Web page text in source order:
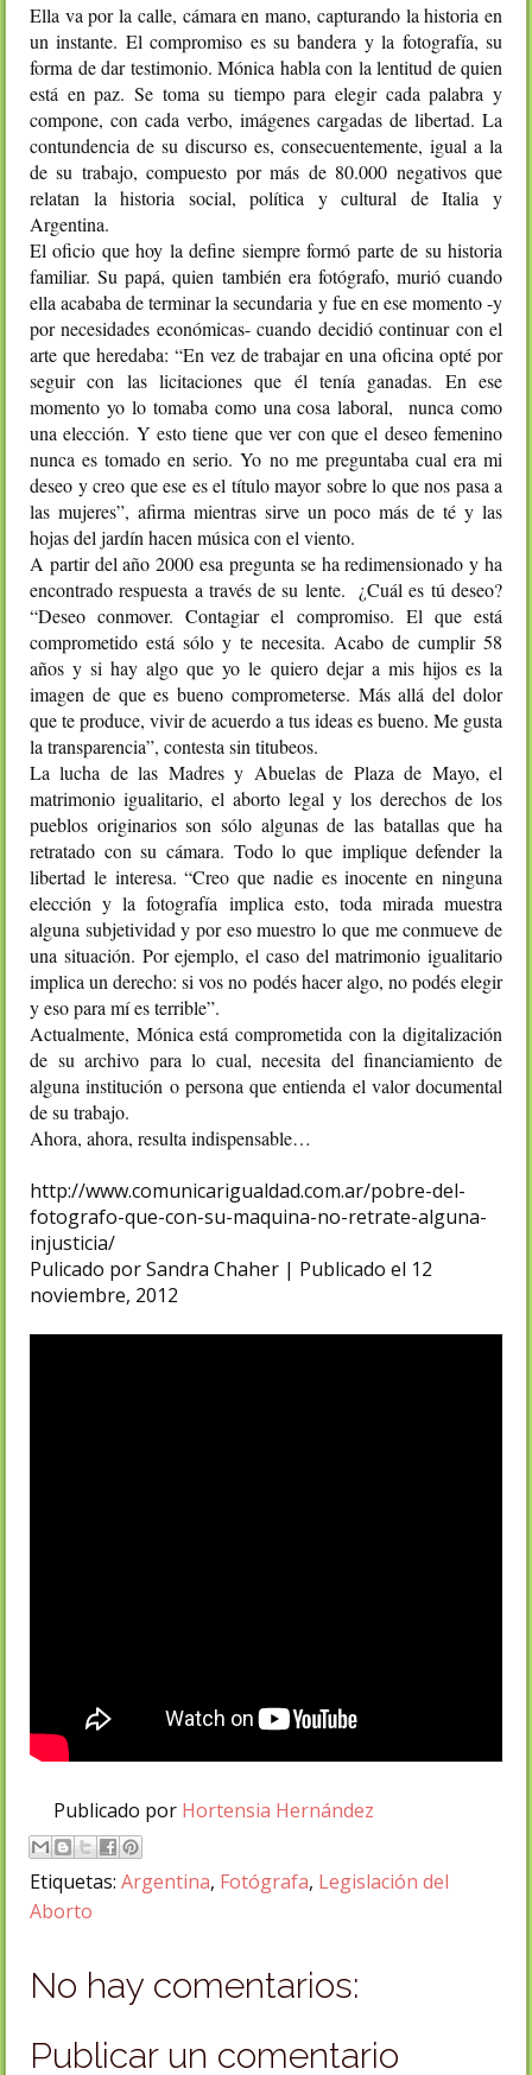
Ella va por la calle, cámara en mano, capturando la historia en
un instante. El compromiso es su bandera y la fotografía, su
forma de dar testimonio. Mónica habla con la lentitud de quien
está en paz. Se toma su tiempo para elegir cada palabra y
compone, con cada verbo, imágenes cargadas de libertad. La
contundencia de su discurso es, consecuentemente, igual a la
de su trabajo, compuesto por más de 80.000 negativos que
relatan la historia social, política y cultural de Italia y
Argentina.
El oficio que hoy la define siempre formó parte de su historia
familiar. Su papá, quien también era fotógrafo, murió cuando
ella acababa de terminar la secundaria y fue en ese momento -y
por necesidades económicas- cuando decidió continuar con el
arte que heredaba: “En vez de trabajar en una oficina opté por
seguir con las licitaciones que él tenía ganadas. En ese
momento yo lo tomaba como una cosa laboral, nunca como
una elección. Y esto tiene que ver con que el deseo femenino
nunca es tomado en serio. Yo no me preguntaba cual era mi
deseo y creo que ese es el título mayor sobre lo que nos pasa a
las mujeres”, afirma mientras sirve un poco más de té y las
hojas del jardín hacen música con el viento.
A partir del año 2000 esa pregunta se ha redimensionado y ha
encontrado respuesta a través de su lente. ¿Cuál es tú deseo?
“Deseo conmover. Contagiar el compromiso. El que está
comprometido está sólo y te necesita. Acabo de cumplir 58
años y si hay algo que yo le quiero dejar a mis hijos es la
imagen de que es bueno comprometerse. Más allá del dolor
que te produce, vivir de acuerdo a tus ideas es bueno. Me gusta
la transparencia”, contesta sin titubeos.
La lucha de las Madres y Abuelas de Plaza de Mayo, el
matrimonio igualitario, el aborto legal y los derechos de los
pueblos originarios son sólo algunas de las batallas que ha
retratado con su cámara. Todo lo que implique defender la
libertad le interesa. “Creo que nadie es inocente en ninguna
elección y la fotografía implica esto, toda mirada muestra
alguna subjetividad y por eso muestro lo que me conmueve de
una situación. Por ejemplo, el caso del matrimonio igualitario
implica un derecho: si vos no podés hacer algo, no podés elegir
y eso para mí es terrible”.
Actualmente, Mónica está comprometida con la digitalización
de su archivo para lo cual, necesita del financiamiento de
alguna institución o persona que entienda el valor documental
de su trabajo.
Ahora, ahora, resulta indispensable…
http://www.comunicarigualdad.com.ar/pobre-del-
fotografo-que-con-su-maquina-no-retrate-alguna-
injusticia/
Pulicado por Sandra Chaher | Publicado el 12
noviembre, 2012
Publicado por Hortensia Hernández
Etiquetas: Argentina, Fotógrafa, Legislación del
Aborto
No hay comentarios:
Publicar un comentario